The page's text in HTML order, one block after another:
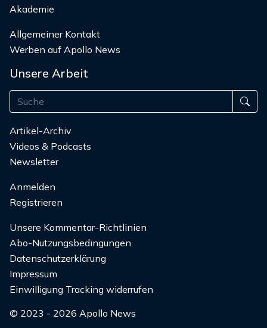
Akademie
Allgemeiner Kontakt
Werben auf Apollo News
Unsere Arbeit
Artikel-Archiv
Videos & Podcasts
Newsletter
Anmelden
Registrieren
Unsere Kommentar-Richtlinien
Abo-Nutzungsbedingungen
Datenschutzerklärung
Impressum
Einwilligung Tracking widerrufen
© 2023 - 2026 Apollo News